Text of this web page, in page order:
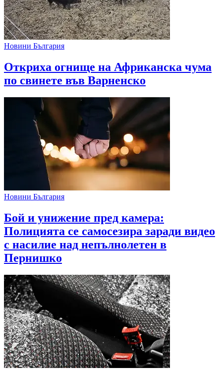
Новини България
Откриха огнище на Африканска чума
по свинете във Варненско
Новини България
Бой и унижение пред камера:
Полицията се самосезира заради видео
с насилие над непълнолетен в
Пернишко